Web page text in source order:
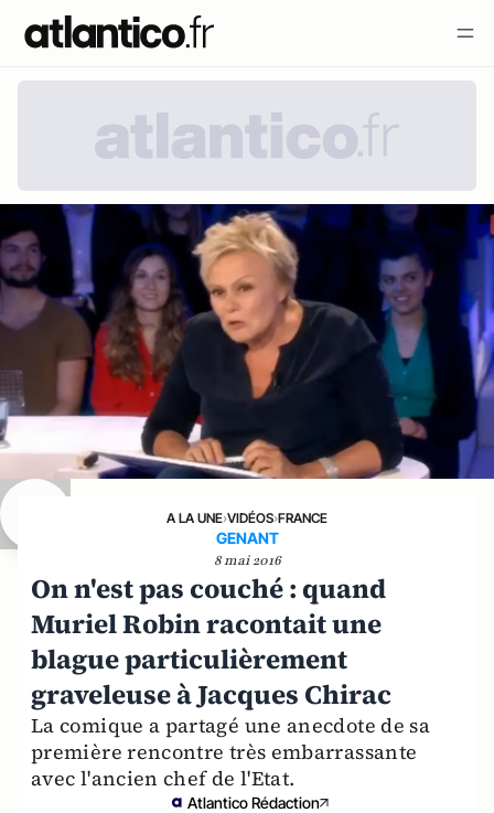
A LA UNE›VIDÉOS›FRANCE
GENANT
8 mai 2016
On n'est pas couché : quand
Muriel Robin racontait une
blague particulièrement
graveleuse à Jacques Chirac
La comique a partagé une anecdote de sa
première rencontre très embarrassante
avec l'ancien chef de l'Etat.
Atlantico Rédaction